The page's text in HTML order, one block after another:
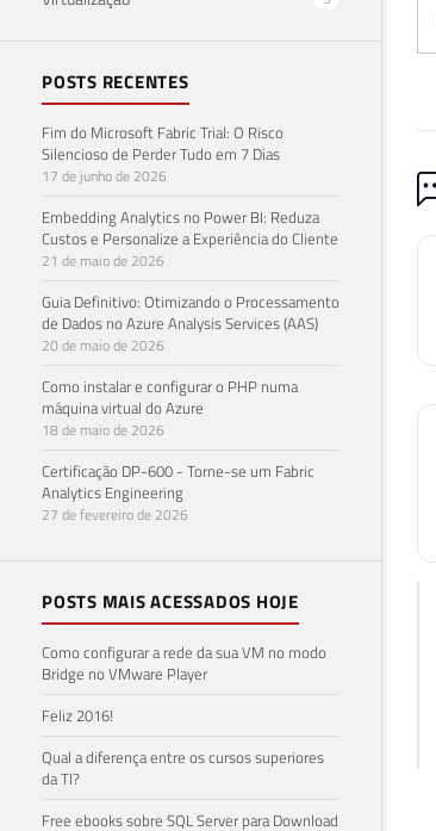
POSTS RECENTES
Fim do Microsoft Fabric Trial: O Risco
Silencioso de Perder Tudo em 7 Dias
17 de junho de 2026
Embedding Analytics no Power BI: Reduza
Custos e Personalize a Experiência do Cliente
21 de maio de 2026
Guia Definitivo: Otimizando o Processamento
de Dados no Azure Analysis Services (AAS)
20 de maio de 2026
Como instalar e configurar o PHP numa
máquina virtual do Azure
18 de maio de 2026
Certificação DP-600 - Torne-se um Fabric
Analytics Engineering
27 de fevereiro de 2026
POSTS MAIS ACESSADOS HOJE
Como configurar a rede da sua VM no modo
Bridge no VMware Player
Feliz 2016!
Qual a diferença entre os cursos superiores
da TI?
Free ebooks sobre SQL Server para Download